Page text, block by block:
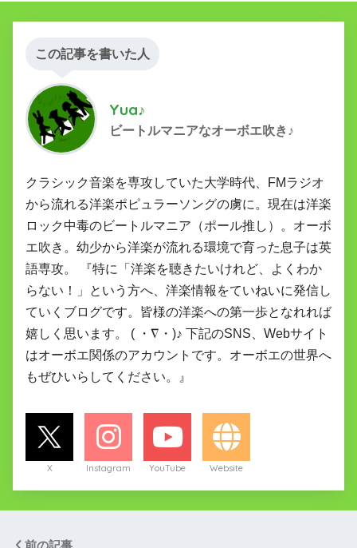
この記事を書いた人
Yua♪
ビートルマニアなオーボエ吹き♪
クラシック音楽を専攻していた大学時代、FMラジオ
から流れる洋楽ポピュラーソングの虜に。現在は洋楽
ロック中毒のビートルマニア（ポール推し）。オーボ
エ吹き。幼少から洋楽が流れる環境で育った息子は英
語専攻。 『特に「洋楽を聴きたいけれど、よくわか
らない！」という方へ、洋楽情報をていねいに発信し
ていくブログです。皆様の洋楽への第一歩となれれば
嬉しく思います。 ( ・∇・)♪ 下記のSNS、Webサイト
はオーボエ関係のアカウントです。オーボエの世界へ
もぜひいらしてください。』
X Instagram YouTube Website
前の記事